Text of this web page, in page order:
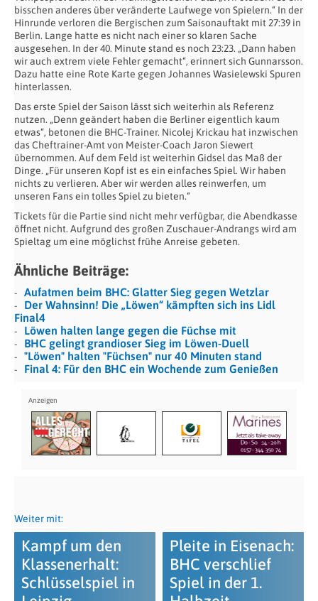
bisschen anderes über veränderte Laufwege von Spielern.“ In der
Hinrunde verloren die Bergischen zum Saisonauftakt mit 27:39 in
Berlin. Lange hatte es nicht nach einer so klaren Sache
ausgesehen. In der 40. Minute stand es noch 23:23. „Dann haben
wir auch extrem viele Fehler gemacht“, erinnert sich Gunnarsson.
Dazu hatte eine Rote Karte gegen Johannes Wasielewski Spuren
hinterlassen.
Das erste Spiel der Saison lässt sich weiterhin als Referenz
nutzen. „Denn geändert haben die Berliner eigentlich kaum
etwas“, betonen die BHC-Trainer. Nicolej Krickau hat inzwischen
das Cheftrainer-Amt von Meister-Coach Jaron Siewert
übernommen. Auf dem Feld ist weiterhin Gidsel das Maß der
Dinge. „Für unseren Kopf ist es ein einfaches Spiel. Wir haben
nichts zu verlieren. Aber wir werden alles reinwerfen, um
unseren Fans ein tolles Spiel zu bieten.“
Tickets für die Partie sind nicht mehr verfügbar, die Abendkasse
öffnet nicht. Aufgrund des großen Zuschauer-Andrangs wird am
Spieltag um eine möglichst frühe Anreise gebeten.
Ähnliche Beiträge:
Aufatmen beim BHC: Glatter Sieg gegen Wetzlar
Der Wahnsinn! Die „Löwen“ kämpften sich ins Lidl
Final4
Löwen halten lange gegen die Füchse mit
BHC gelingt grandioser Sieg im Löwen-Duell
"Löwen" halten "Füchsen" nur 40 Minuten stand
Final 4: Für den BHC ein Wochende zum Genießen
Weiter mit:
Kampf um den
Klassenerhalt:
Schlüsselspiel in
Pleite in Eisenach:
BHC verschlief
Spiel in der 1.